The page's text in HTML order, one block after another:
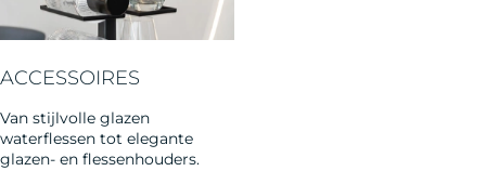
ACCESSOIRES
Van stijlvolle glazen
waterflessen tot elegante
glazen- en flessenhouders.